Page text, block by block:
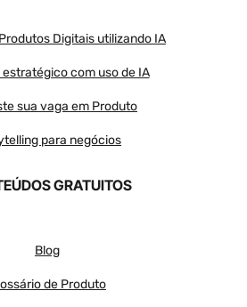
Digitais utilizando IA
estratégico com uso de IA
sua vaga em Produto
para negócios
GRATUITOS
Blog
de Produto